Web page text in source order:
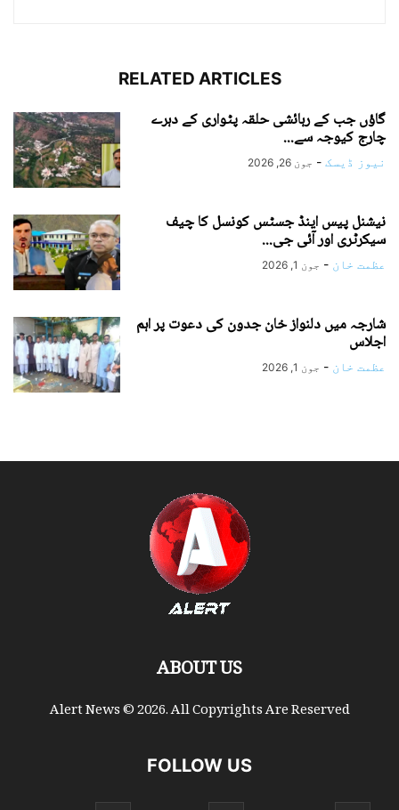
RELATED ARTICLES
گاؤں جب کے رہائشی حلقہ پٹواری کے دہرے
چارج کیوجہ سے...
نیوز ڈیسک - جون 26, 2026
نیشنل پیس اینڈ جسٹس کونسل کا چیف
سیکرٹری اور آئی جی...
عظمت خان - جون 1, 2026
شارجہ میں دلنواز خان جدون کی دعوت پر اہم
اجلاس
عظمت خان - جون 1, 2026
ABOUT US
Alert News © 2026. All Copyrights Are Reserved
FOLLOW US